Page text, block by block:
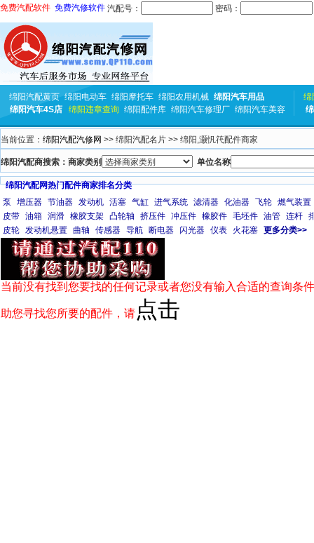
免费汽配软件 免费汽修软件 汽配号： 密码：
绵阳汽配黄页 绵阳电动车 绵阳摩托车 绵阳农用机械 绵阳汽车用品
绵阳汽车4S店
绵阳违章查询 绵阳配件库 绵阳汽车修理厂 绵阳汽车美容
绵
当前位置： 绵阳汽配汽修网 >> 绵阳汽配名片 >> 绵阳,灏忛笩配件商家
绵阳汽配商搜索：商家类别 单位名称
绵阳汽配网热门配件商家排名分类
泵
增压器 节油器 发动机 活塞 气缸 进气系统 滤清器 化油器 飞轮 燃气装置
皮带 油箱 润滑 橡胶支架 凸轮轴 挤压件 冲压件 橡胶件 毛坯件 油管 连杆
皮轮 发动机悬置 曲轴 传感器 导航 断电器 闪光器 仪表 火花塞 更多分类>>
当前没有找到您要找的任何记录或者您没有输入合适的查询条
助您寻找您所要的配件，请 点击